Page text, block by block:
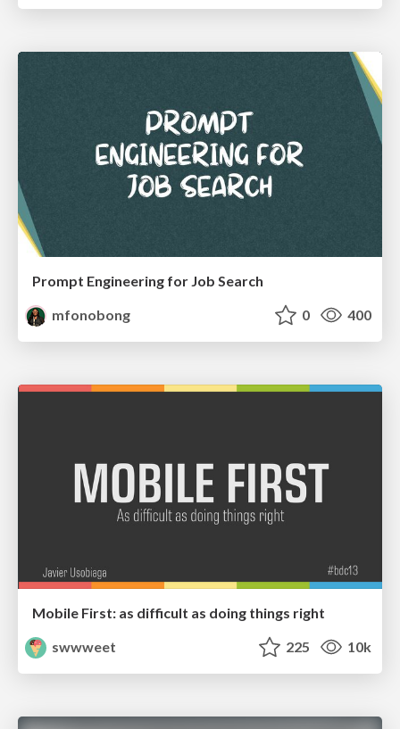
Prompt Engineering for Job Search
mfonobong
0 400
Mobile First: as difficult as doing things right
swwweet
225 10k